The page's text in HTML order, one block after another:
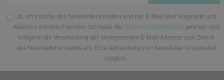
Ja, ich möchte den Newsletter erhalten und per E-Mail über Angebote und
Aktionen informiert werden. Ich habe die Datenschutzerklärung gelesen und
willige in die Verarbeitung der angegebenen E-Mail-Adresse zum Zweck
des Newsletterversands ein. Eine Abmeldung vom Newsletter ist jederzeit
möglich.